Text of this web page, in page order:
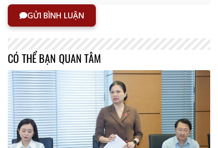
GỬI BÌNH LUẬN
CÓ THỂ BẠN QUAN TÂM